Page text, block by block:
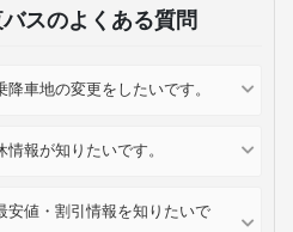
スのよくある質問
車地の変更をしたいです。
報が知りたいです。
安値・割引情報を知りたいで